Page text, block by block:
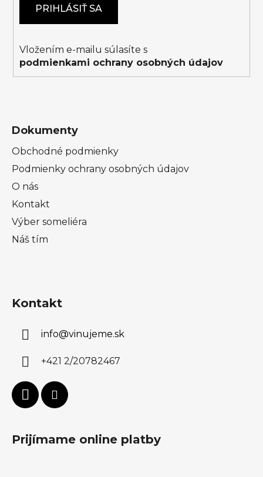
PRIHLÁSIŤ SA
Vložením e-mailu súlasíte s
podmienkami ochrany osobných údajov
Dokumenty
Obchodné podmienky
Podmienky ochrany osobných údajov
O nás
Kontakt
Výber someliéra
Náš tím
Kontakt
info@vinujeme.sk
+421 2/20782467
Prijímame online platby